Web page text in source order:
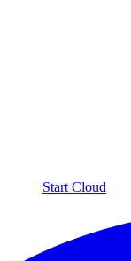
Start Cloud